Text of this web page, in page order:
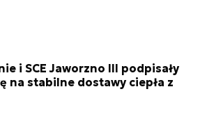
i SCE Jaworzno III podpisały
na stabilne dostawy ciepła z